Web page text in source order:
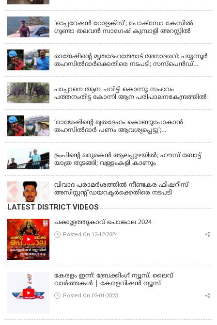
'ഓപ്പറേഷൻ റോളക്സ്'; പോക്സോ കേസിൽ
ഗുണ്ടാ തലവൻ സാഗേഷ് കുമ്പാളി അറസ്റ്റിൽ
രാജേഷിന്റെ മൃതദേഹത്തോട് അനാദരവ്: പയ്യന്നൂർ
തഹസിൽദാർക്കെതിരെ നടപടി; സസ്പെൻഡ്
പാപ്പാനെ ആന ചവിട്ടി കൊന്നു; സംഭവം
പത്തനംതിട്ട കോന്നി ആന പരിപാലനകേന്ദ്രത്തിൽ
‘രാജേഷിന്‍റെ മൃതദേഹം കൊണ്ടുപോകാന്‍
തഹസില്‍ദാര്‍ പണം ആവശ്യപ്പെട്ടു’;
ട്രംപിന്റെ മരുമകന്‍ ആലപ്പുഴയില്‍; ഹൗസ് ബോട്ട്
യാത്ര തുടങ്ങി; വള്ളംകളി കാണും
വിവാദ പരാമര്‍ശത്തില്‍ നീണ്ടകര ഫിഷറീസ്
അസിസ്റ്റന്റ് ഡയറക്ടര്‍ക്കെതിരെ നടപടി
LATEST DISTRICT VIDEOS
ചക്കുളത്തുകാവ് പൊങ്കാല 2024
Posted On 13-12-2024
കേരളം ഇന്ന്: ബ്രേക്കിംഗ് ന്യൂസ്, ലൈവ്
വാർത്തകൾ | കേരളവിഷൻ ന്യൂസ്
Posted On 03-01-2023